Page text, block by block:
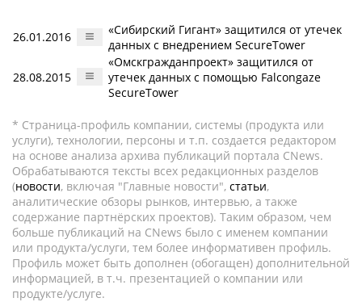
26.01.2016
«Сибирский Гигант» защитился от утечек
данных с внедрением SecureTower
28.08.2015
«Омскгражданпроект» защитился от
утечек данных с помощью Falcongaze
SecureTower
* Страница-профиль компании, системы (продукта или
услуги), технологии, персоны и т.п. создается редактором
на основе анализа архива публикаций портала CNews.
Обрабатываются тексты всех редакционных разделов
(новости, включая "Главные новости", статьи,
аналитические обзоры рынков, интервью, а также
содержание партнёрских проектов). Таким образом, чем
больше публикаций на CNews было с именем компании
или продукта/услуги, тем более информативен профиль.
Профиль может быть дополнен (обогащен) дополнительной
информацией, в т.ч. презентацией о компании или
продукте/услуге.